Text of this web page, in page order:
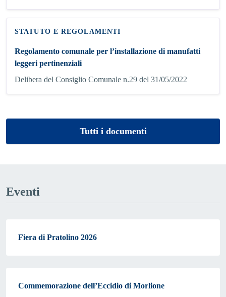
STATUTO E REGOLAMENTI
Regolamento comunale per l’installazione di manufatti
leggeri pertinenziali
Delibera del Consiglio Comunale n.29 del 31/05/2022
Tutti i documenti
Eventi
Fiera di Pratolino 2026
Commemorazione dell’Eccidio di Morlione